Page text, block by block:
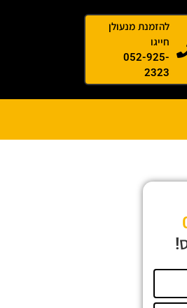
להזמנת מנעולן
חייגו
052-925-
2323